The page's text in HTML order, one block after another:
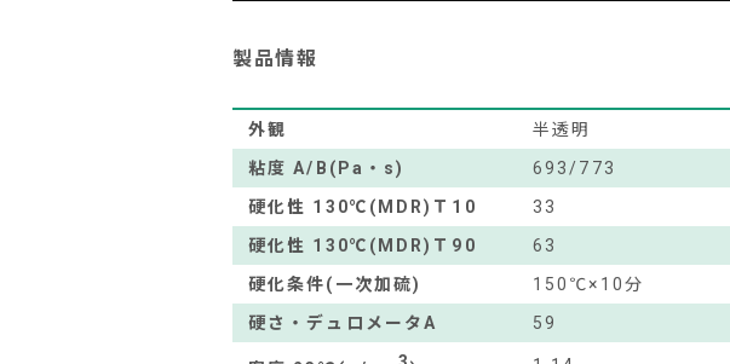
製品情報
外観
半透明
粘度 A/B(Pa・s)
693/773
硬化性 130℃(MDR)Ｔ10
33
硬化性 130℃(MDR)Ｔ90
63
硬化条件(一次加硫)
150℃×10分
硬さ・デュロメータA
59